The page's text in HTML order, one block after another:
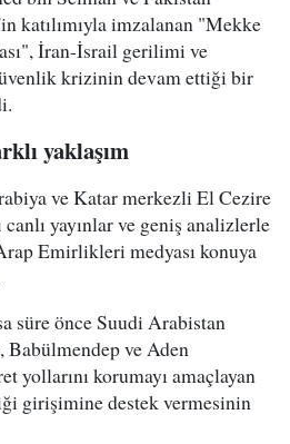
katılımıyla imzalanan "Mekke
İran-İsrail gerilimi ve
krizinin devam ettiği bir
yaklaşım
ve Katar merkezli El Cezire
yayınlar ve geniş analizlerle
Emirlikleri medyası konuya
süre önce Suudi Arabistan
Babülmendep ve Aden
yollarını korumayı amaçlayan
girişimine destek vermesinin